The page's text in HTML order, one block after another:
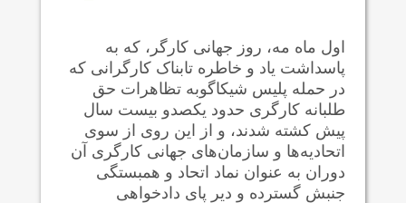
اول ماه مه، روز جهانی کارگر، که به
پاسداشت یاد و خاطره تابناک کارگرانی که
در حمله پلیس شیکاگوبه تظاهرات حق
طلبانه کارگری حدود یکصدو بیست سال
پیش کشته شدند، و از این روی از سوی
اتحادیه‌ها و سازمان‌های جهانی کارگری آن
دوران به عنوان نماد اتحاد و همبستگی
جنبش گسترده و دیر پای دادخواهی